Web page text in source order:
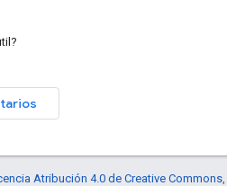
Atribución 4.0 de Creative Commons